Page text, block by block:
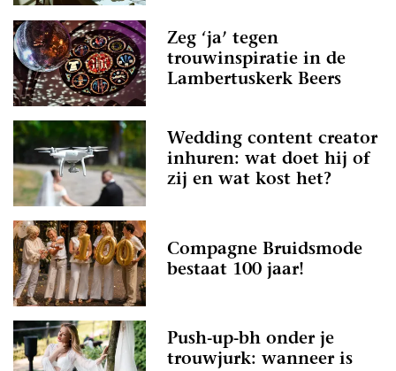
Zeg ‘ja’ tegen
trouwinspiratie in de
Lambertuskerk Beers
Wedding content creator
inhuren: wat doet hij of
zij en wat kost het?
Compagne Bruidsmode
bestaat 100 jaar!
Push-up-bh onder je
trouwjurk: wanneer is